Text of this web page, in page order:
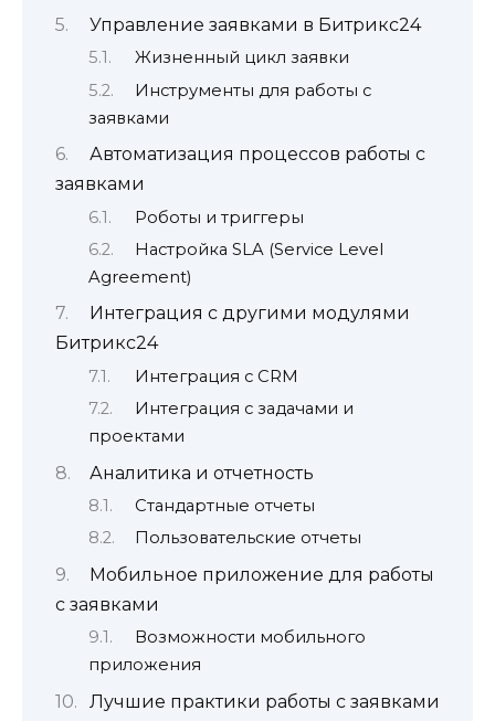
Управление заявками в Битрикс24
Жизненный цикл заявки
Инструменты для работы с
заявками
Автоматизация процессов работы с
заявками
Роботы и триггеры
Настройка SLA (Service Level
Agreement)
Интеграция с другими модулями
Битрикс24
Интеграция с CRM
Интеграция с задачами и
проектами
Аналитика и отчетность
Стандартные отчеты
Пользовательские отчеты
Мобильное приложение для работы
с заявками
Возможности мобильного
приложения
Лучшие практики работы с заявками